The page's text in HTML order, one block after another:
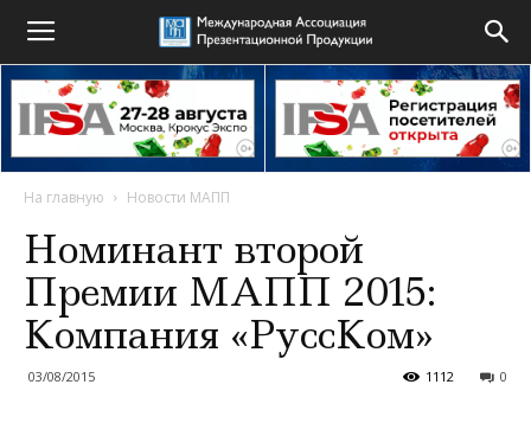
На главную Новости МАПП
Номинант второй
Премии МАПП 2015:
Компания «РуссКом»
03/08/2015 0
1112